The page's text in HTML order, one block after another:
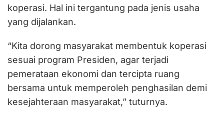
koperasi. Hal ini tergantung pada jenis usaha
yang dijalankan.
“Kita dorong masyarakat membentuk koperasi
sesuai program Presiden, agar terjadi
pemerataan ekonomi dan tercipta ruang
bersama untuk memperoleh penghasilan demi
kesejahteraan masyarakat,” tuturnya.